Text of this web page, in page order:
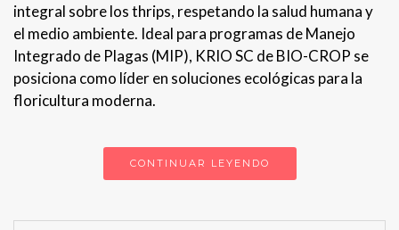
integral sobre los thrips, respetando la salud humana y
el medio ambiente. Ideal para programas de Manejo
Integrado de Plagas (MIP), KRIO SC de BIO-CROP se
posiciona como líder en soluciones ecológicas para la
floricultura moderna.
CONTINUAR LEYENDO